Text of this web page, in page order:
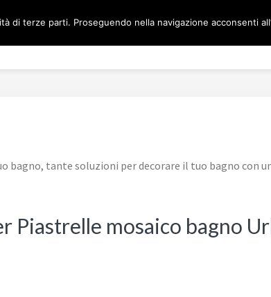
Home MOSAICO BAGNO MILANO
bagno, tante soluzioni per decorare il tuo bagno con
Piastrelle mosaico bagno
terze parti. Proseguendo nella navigazione acconsenti